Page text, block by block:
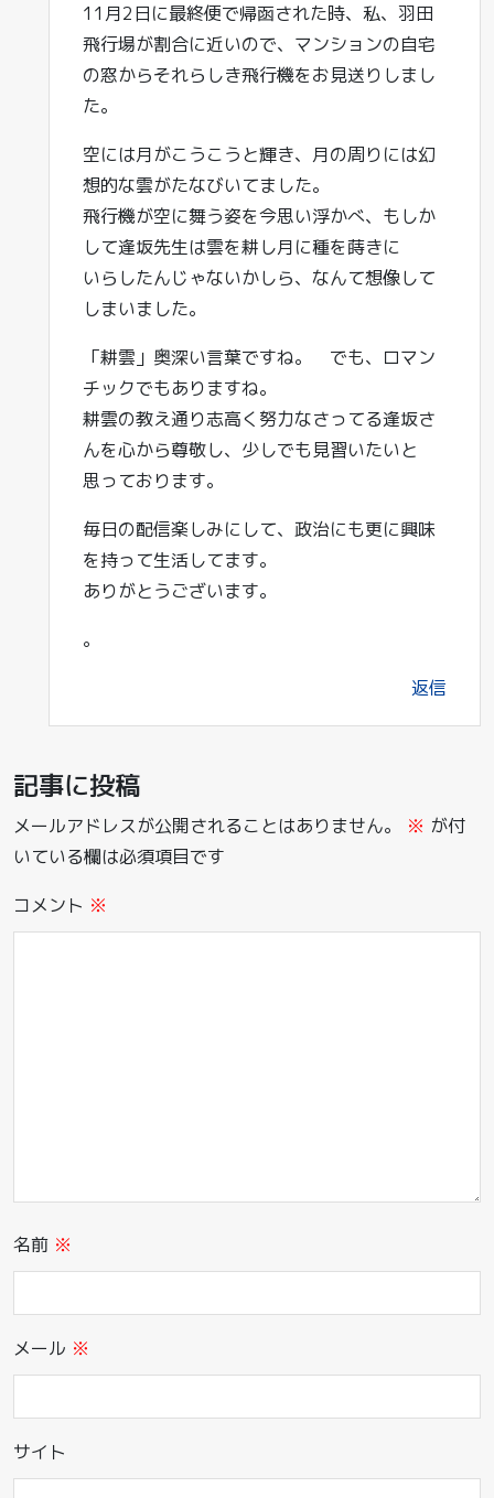
11月2日に最終便で帰函された時、私、羽田
飛行場が割合に近いので、マンションの自宅
の窓からそれらしき飛行機をお見送りしまし
た。
空には月がこうこうと輝き、月の周りには幻
想的な雲がたなびいてました。
飛行機が空に舞う姿を今思い浮かべ、もしか
して逢坂先生は雲を耕し月に種を蒔きに
いらしたんじゃないかしら、なんて想像して
しまいました。
「耕雲」奥深い言葉ですね。 でも、ロマン
チックでもありますね。
耕雲の教え通り志高く努力なさってる逢坂さ
んを心から尊敬し、少しでも見習いたいと
思っております。
毎日の配信楽しみにして、政治にも更に興味
を持って生活してます。
ありがとうございます。
。
返信
記事に投稿
メールアドレスが公開されることはありません。 ※ が付
いている欄は必須項目です
コメント ※
名前 ※
メール ※
サイト